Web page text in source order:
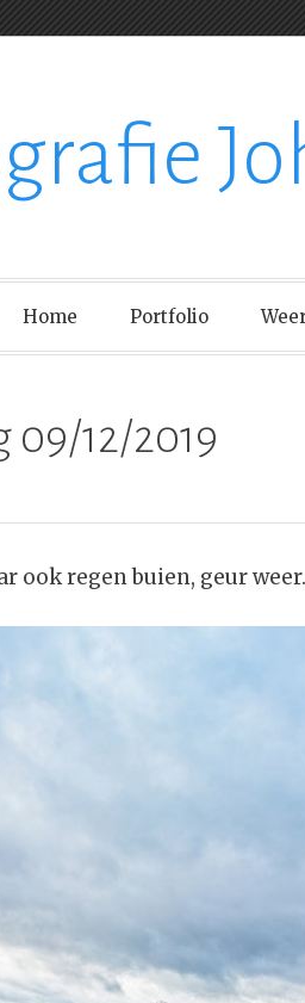
Home Portfolio
09/12/2019
ook regen buien, geur weer.